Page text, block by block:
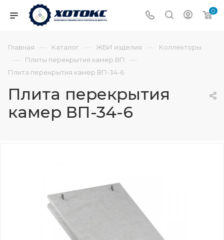
0
Главная — Каталог — ЖБИ изделия — Коллекторы
— Плиты перекрытия камер ВП —
Плита перекрытия камер ВП-34-6
Плита перекрытия
камер ВП-34-6